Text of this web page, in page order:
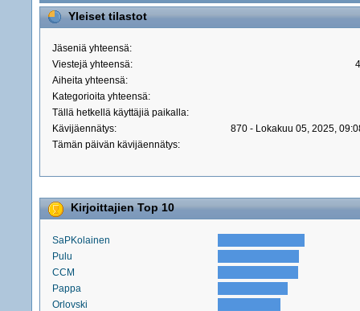
Yleiset tilastot
Jäseniä yhteensä:
Viestejä yhteensä:
Aiheita yhteensä:
Kategorioita yhteensä:
Tällä hetkellä käyttäjiä paikalla:
Kävijäennätys:
870 - Lokakuu 05, 2025,
Tämän päivän kävijäennätys:
Kirjoittajien Top 10
SaPKolainen
Pulu
CCM
Pappa
Orlovski